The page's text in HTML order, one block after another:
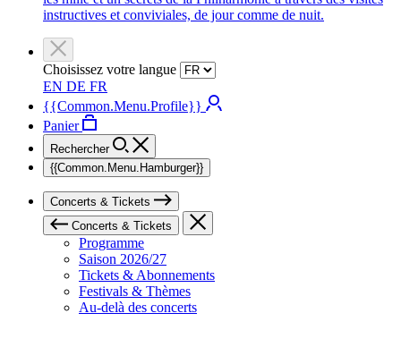
instructives et conviviales, de jour comme de nuit.
Choisissez votre langue
EN DE FR
{{Common.Menu.Profile}}
Panier
Rechercher
{{Common.Menu.Hamburger}}
Concerts & Tickets
Concerts & Tickets
Programme
Saison 2026/27
Tickets & Abonnements
Festivals & Thèmes
Au-delà des concerts